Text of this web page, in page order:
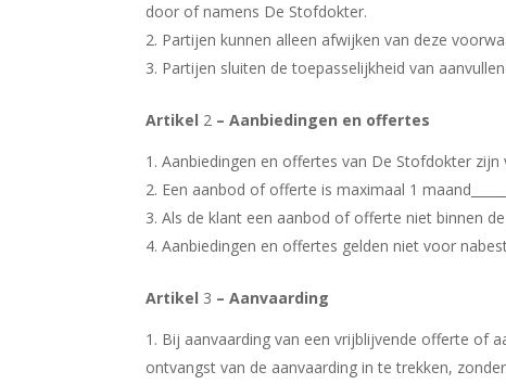
door of namens De Stofdokter.
Partijen kunnen alleen afwijken van deze
Partijen sluiten de toepasselijkheid van
Artikel 2 – Aanbiedingen en offertes
Aanbiedingen en offertes van De Stofdokter
Een aanbod of offerte is maximaal 1
Als de klant een aanbod of offerte niet binnen
Aanbiedingen en offertes gelden niet voor
Artikel 3 – Aanvaarding
Bij aanvaarding van een vrijblijvende offerte of
ontvangst van de aanvaarding in te trekken,